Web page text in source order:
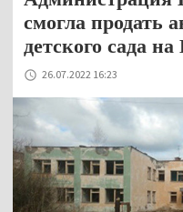
смогла продать
детского сада
26.07.2022 16:23